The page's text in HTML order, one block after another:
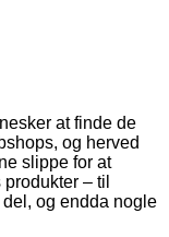
at finde de
og herved
slippe for at
– til
og endda nogle